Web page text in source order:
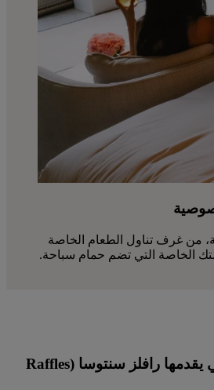
من غرف تناول الطعام الخاصة
الخاصة التي تضم حمام سباحة.
ما أنواع المأكولات التي يقدمها رافلز سنتوسا (Raffles